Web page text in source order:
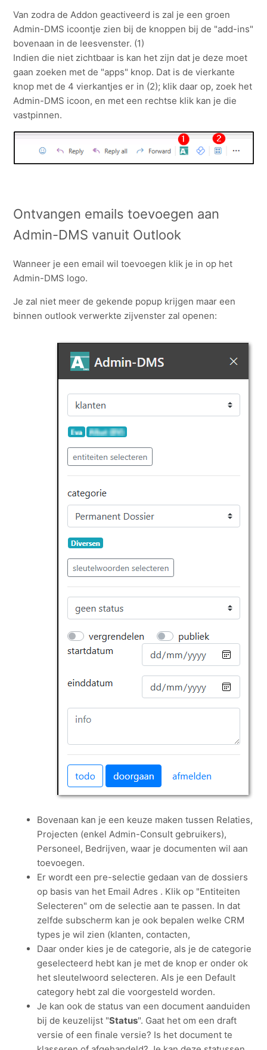
Van zodra de Addon geactiveerd is zal je een groen
Admin-DMS icoontje zien bij de knoppen bij de "add-ins"
bovenaan in de leesvenster. (1)
Indien die niet zichtbaar is kan het zijn dat je deze moet
gaan zoeken met de "apps" knop. Dat is de vierkante
knop met de 4 vierkantjes er in (2); klik daar op, zoek het
Admin-DMS icoon, en met een rechtse klik kan je die
vastpinnen.
Ontvangen emails toevoegen aan
Admin-DMS vanuit Outlook
Wanneer je een email wil toevoegen klik je in op het
Admin-DMS logo.
Je zal niet meer de gekende popup krijgen maar een
binnen outlook verwerkte zijvenster zal openen:
Bovenaan kan je een keuze maken tussen Relaties,
Projecten (enkel Admin-Consult gebruikers),
Personeel, Bedrijven, waar je documenten wil aan
toevoegen.
Er wordt een pre-selectie gedaan van de dossiers
op basis van het Email Adres . Klik op "Entiteiten
Selecteren" om de selectie aan te passen. In dat
zelfde subscherm kan je ook bepalen welke CRM
types je wil zien (klanten, contacten,
Daar onder kies je de categorie, als je de categorie
geselecteerd hebt kan je met de knop er onder ok
het sleutelwoord selecteren. Als je een Default
category hebt zal die voorgesteld worden.
Je kan ook de status van een document aanduiden
bij de keuzelijst "Status". Gaat het om een draft
versie of een finale versie? Is het document te